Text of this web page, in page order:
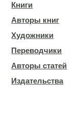
Книги
Авторы книг
Художники
Переводчики
Авторы статей
Издательства